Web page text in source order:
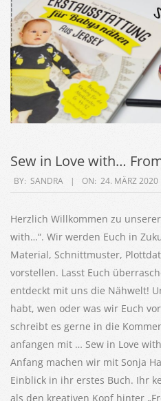
Sew in Love with…
2020-
24
BY: SANDRA ON: 24. MÄRZ 2020
Herzlich Willkommen zu
with…“. Wir werden Euch in
Material, Schnittmuster,
vorstellen. Lasst Euch
entdeckt mit uns die Nähwelt!
habt, wen oder was wir Euch
schreibt es gerne in die
anfangen mit … Sew in Love
Anfang machen wir mit Sonja
Einblick in ihr erstes Buch. Ihr
als den kreativen Kopf hinter